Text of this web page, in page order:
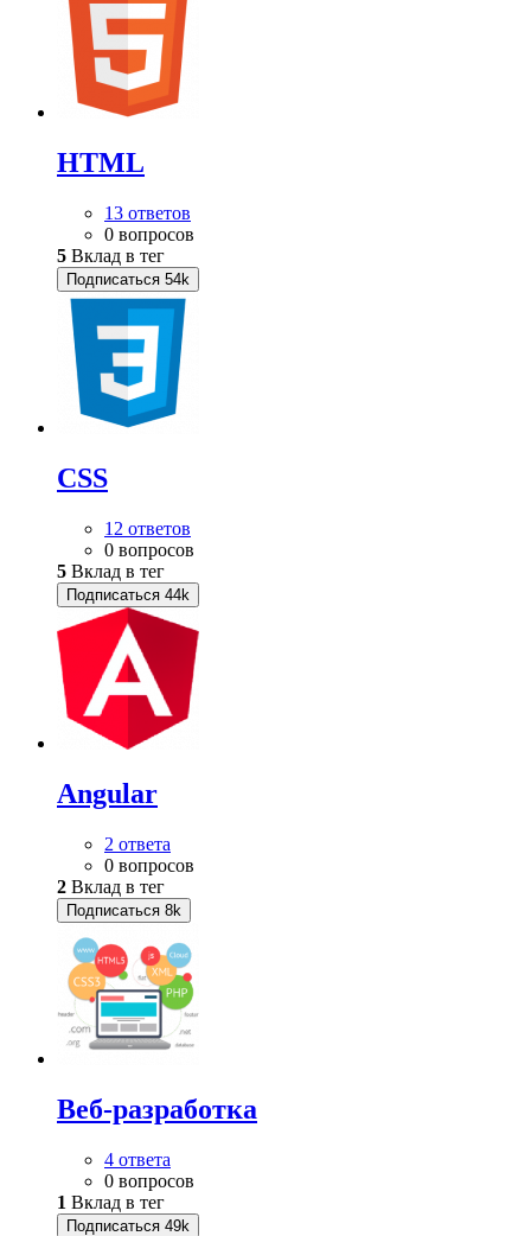
HTML
13 ответов
0 вопросов
5 Вклад в тег
Подписаться 54k
CSS
12 ответов
0 вопросов
5 Вклад в тег
Подписаться 44k
Angular
2 ответа
0 вопросов
2 Вклад в тег
Подписаться 8k
Веб-разработка
4 ответа
0 вопросов
1 Вклад в тег
Подписаться 49k